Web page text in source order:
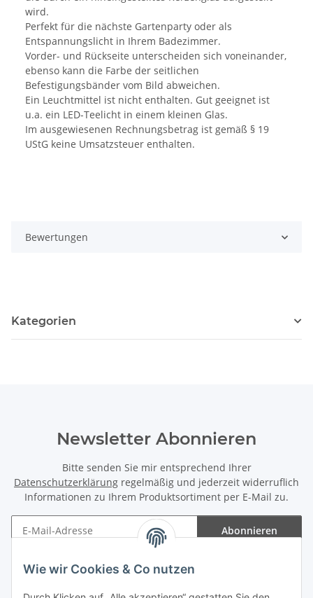
Wie wir Cookies & Co nutzen
wird.
Perfekt für die nächste Gartenparty oder als
Entspannungslicht in Ihrem Badezimmer.
Vorder- und Rückseite unterscheiden sich voneinander,
ebenso kann die Farbe der seitlichen
Befestigungsbänder vom Bild abweichen.
Ein Leuchtmittel ist nicht enthalten. Gut geeignet ist
u.a. ein LED-Teelicht in einem kleinen Glas.
Im ausgewiesenen Rechnungsbetrag ist gemäß § 19
UStG keine Umsatzsteuer enthalten.
Bewertungen
Kategorien
Newsletter Abonnieren
Bitte senden Sie mir entsprechend Ihrer
Datenschutzerklärung regelmäßig und jederzeit widerruflich
Informationen zu Ihrem Produktsortiment per E-Mail zu.
Abonnieren